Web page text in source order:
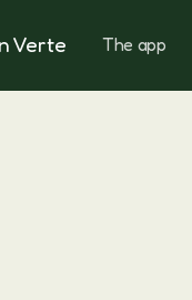
Verte The app
Rotation